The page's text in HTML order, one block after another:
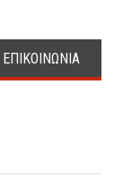
ΕΠΙΚΟΙΝΩΝΙΑ